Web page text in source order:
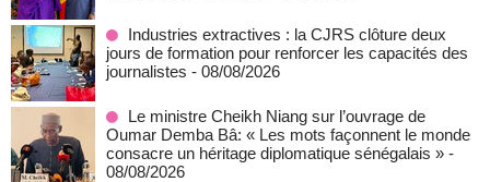
Industries extractives : la CJRS clôture deux
jours de formation pour renforcer les capacités des
journalistes - 08/08/2026
Le ministre Cheikh Niang sur l’ouvrage de
Oumar Demba Bâ: « Les mots façonnent le monde
consacre un héritage diplomatique sénégalais » -
08/08/2026